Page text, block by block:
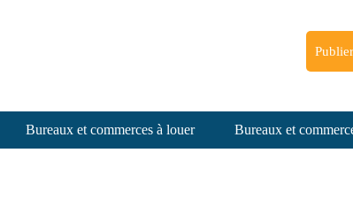
Bureaux et commerces à louer Bureaux et